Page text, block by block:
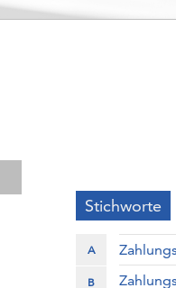
Stichworte
A
B